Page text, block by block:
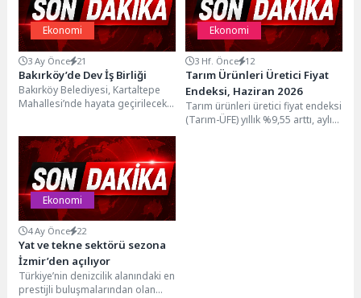
Ekonomi
3 Ay Önce 21
Bakırköy’de Dev İş Birliği
Bakırköy Belediyesi, Kartaltepe
Mahallesi’nde hayata geçirilecek
ile...
Ekonomi
3 Hf. Önce 12
Tarım Ürünleri Üretici Fiyat
Endeksi, Haziran 2026
Tarım ürünleri üretici fiyat endeksi
(Tarım-ÜFE) yıllık %9,55 arttı, aylık
Ekonomi
4 Ay Önce 22
Yat ve tekne sektörü sezona
İzmir’den açılıyor
Türkiye’nin denizcilik alanındaki en
prestijli buluşmalarından olan